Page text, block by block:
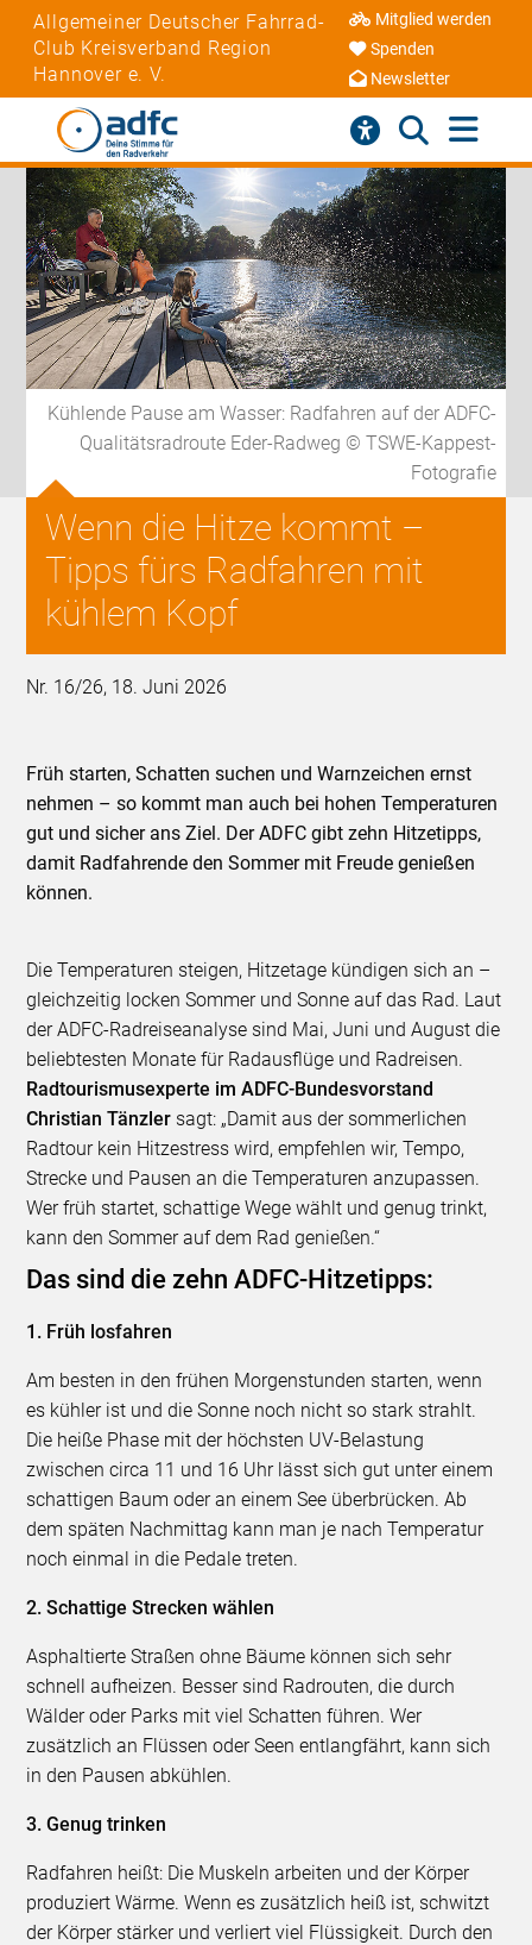
Allgemeiner Deutscher Fahrrad-
Club Kreisverband Region
Hannover e. V.
Mitglied werden
Spenden
Newsletter
Kühlende Pause am Wasser: Radfahren auf der ADFC-
Qualitätsradroute Eder-Radweg © TSWE-Kappest-
Fotografie
Wenn die Hitze kommt –
Tipps fürs Radfahren mit
kühlem Kopf
Nr. 16/26, 18. Juni 2026
Früh starten, Schatten suchen und Warnzeichen ernst
nehmen – so kommt man auch bei hohen Temperaturen
gut und sicher ans Ziel. Der ADFC gibt zehn Hitzetipps,
damit Radfahrende den Sommer mit Freude genießen
können.
Die Temperaturen steigen, Hitzetage kündigen sich an –
gleichzeitig locken Sommer und Sonne auf das Rad. Laut
der ADFC-Radreiseanalyse sind Mai, Juni und August die
beliebtesten Monate für Radausflüge und Radreisen.
Radtourismusexperte im ADFC-Bundesvorstand
Christian Tänzler sagt: „Damit aus der sommerlichen
Radtour kein Hitzestress wird, empfehlen wir, Tempo,
Strecke und Pausen an die Temperaturen anzupassen.
Wer früh startet, schattige Wege wählt und genug trinkt,
kann den Sommer auf dem Rad genießen.“
Das sind die zehn ADFC-Hitzetipps:
1. Früh losfahren
Am besten in den frühen Morgenstunden starten, wenn
es kühler ist und die Sonne noch nicht so stark strahlt.
Die heiße Phase mit der höchsten UV-Belastung
zwischen circa 11 und 16 Uhr lässt sich gut unter einem
schattigen Baum oder an einem See überbrücken. Ab
dem späten Nachmittag kann man je nach Temperatur
noch einmal in die Pedale treten.
2. Schattige Strecken wählen
Asphaltierte Straßen ohne Bäume können sich sehr
schnell aufheizen. Besser sind Radrouten, die durch
Wälder oder Parks mit viel Schatten führen. Wer
zusätzlich an Flüssen oder Seen entlangfährt, kann sich
in den Pausen abkühlen.
3. Genug trinken
Radfahren heißt: Die Muskeln arbeiten und der Körper
produziert Wärme. Wenn es zusätzlich heiß ist, schwitzt
der Körper stärker und verliert viel Flüssigkeit. Durch den